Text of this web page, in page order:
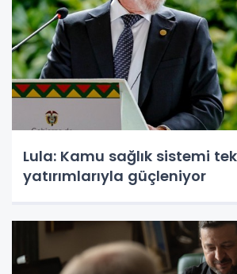
Lula: Kamu sağlık sistemi
yatırımlarıyla güçleniyor